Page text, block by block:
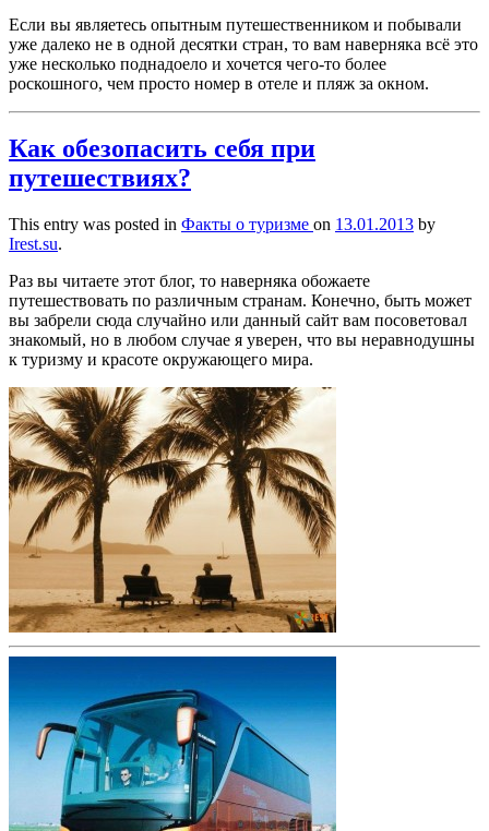
Если вы являетесь опытным путешественником и побывали
уже далеко не в одной десятки стран, то вам наверняка всё это
уже несколько поднадоело и хочется чего-то более
роскошного, чем просто номер в отеле и пляж за окном.
Как обезопасить себя при
путешествиях?
This entry was posted in Факты о туризме on 13.01.2013 by
Irest.su.
Раз вы читаете этот блог, то наверняка обожаете
путешествовать по различным странам. Конечно, быть может
вы забрели сюда случайно или данный сайт вам посоветовал
знакомый, но в любом случае я уверен, что вы неравнодушны
к туризму и красоте окружающего мира.